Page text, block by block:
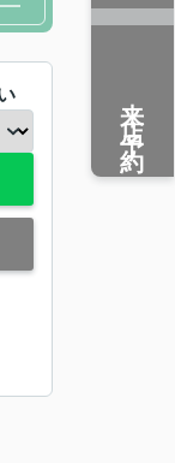
来店予約